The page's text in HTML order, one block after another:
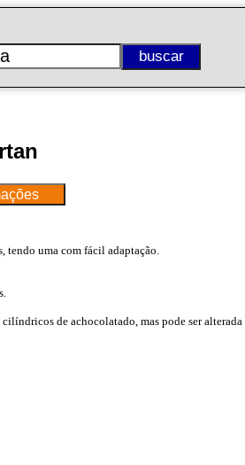
tendo uma com fácil adaptação.
de achocolatado, mas pode ser